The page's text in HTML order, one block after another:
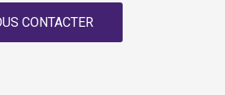
CONTACTER